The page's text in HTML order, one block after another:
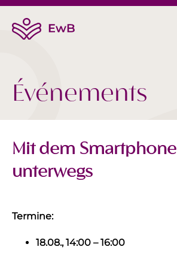
Événements
Mit dem Smartphone
unterwegs
Termine:
18.08., 14:00 – 16:00